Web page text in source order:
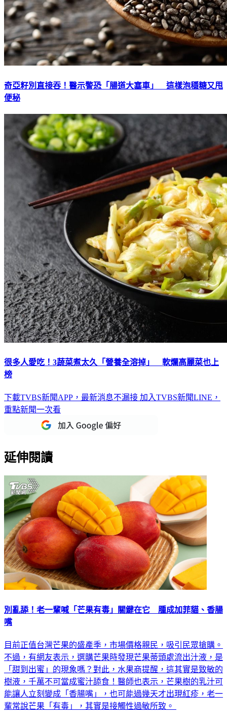
奇亞籽別直接吞！醫示警恐「腸道大塞車」 這樣泡穩糖又甩
便秘
很多人愛吃！3蔬菜煮太久「營養全溶掉」 軟爛高麗菜也上
榜
下載TVBS新聞APP，最新消息不漏接 加入TVBS新聞LINE，
重點新聞一次看
延伸閱讀
別亂舔！老一輩喊「芒果有毒」關鍵在它 腫成加菲貓、香腸
嘴
目前正值台灣芒果的盛產季，市場價格親民，吸引民眾搶購。
不過，有網友表示，選購芒果時發現芒果蒂頭處流出汁液，是
「甜到出蜜」的現象嗎？對此，水果商提醒，這其實是致敏的
樹液，千萬不可當成蜜汁舔食！醫師也表示，芒果樹的乳汁可
能讓人立刻變成「香腸嘴」，也可能過幾天才出現紅疹，老一
輩常說芒果「有毒」，其實是接觸性過敏所致。